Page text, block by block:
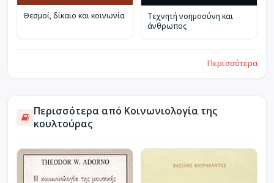
Θεσμοί, δίκαιο και κοινωνία
Τεχνητή νοημοσύνη και
άνθρωπος
Περισσότερα
Περισσότερα από Κοινωνιολογία της
κουλτούρας